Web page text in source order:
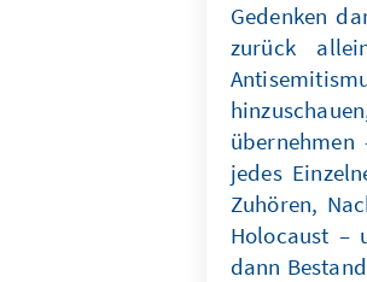
Gedenken
zurück
jedes
Zuhören,
Holocaust –
dann